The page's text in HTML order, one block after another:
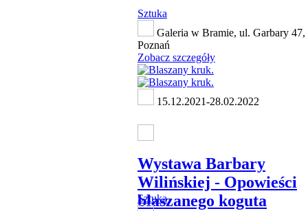
Sztuka
Galeria w Bramie, ul. Garbary 47,
Poznań
Zobacz szczegóły
15.12.2021-28.02.2022
Wystawa Barbary
Wilińskiej - Opowieści
blaszanego koguta
Sztuka